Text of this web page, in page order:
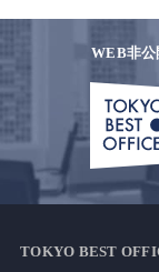
WEB非公
TOKYO BEST